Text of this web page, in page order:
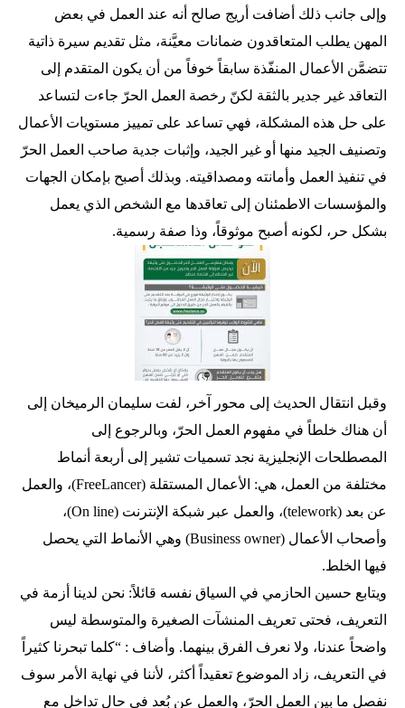
وإلى جانب ذلك أضافت أريج صالح أنه عند العمل في بعض
المهن يطلب المتعاقدون ضمانات معيَّنة، مثل تقديم سيرة ذاتية
تتضمَّن الأعمال المنفّذة سابقاً خوفاً من أن يكون المتقدم إلى
التعاقد غير جدير بالثقة لكنّ رخصة العمل الحرّ جاءت لتساعد
على حل هذه المشكلة، فهي تساعد على تمييز مستويات الأعمال
وتصنيف الجيد منها أو غير الجيد، وإثبات جدية صاحب العمل الحرّ
في تنفيذ العمل وأمانته ومصداقيته. وبذلك أصبح بإمكان الجهات
والمؤسسات الاطمئنان إلى تعاقدها مع الشخص الذي يعمل
بشكل حر، لكونه أصبح موثوقاً، وذا صفة رسمية.
وقبل انتقال الحديث إلى محور آخر، لفت سليمان الرميخان إلى
أن هناك خلطاً في مفهوم العمل الحرّ، وبالرجوع إلى
المصطلحات الإنجليزية نجد تسميات تشير إلى أربعة أنماط
مختلفة من العمل، هي: الأعمال المستقلة (FreeLancer)، والعمل
عن بعد (telework)، والعمل عبر شبكة الإنترنت (On line)،
وأصحاب الأعمال (Business owner) وهي الأنماط التي يحصل
فيها الخلط.
ويتابع حسين الحازمي في السياق نفسه قائلاً: نحن لدينا أزمة في
التعريف، فحتى تعريف المنشآت الصغيرة والمتوسطة ليس
واضحاً عندنا، ولا نعرف الفرق بينهما. وأضاف : “كلما تبحرنا كثيراً
في التعريف، زاد الموضوع تعقيداً أكثر، لأننا في نهاية الأمر سوف
نفصل ما بين العمل الحرّ، والعمل عن بُعد في حال تداخل مع